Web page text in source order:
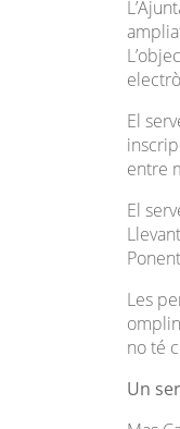
El
entre
El
Les
no té
Un